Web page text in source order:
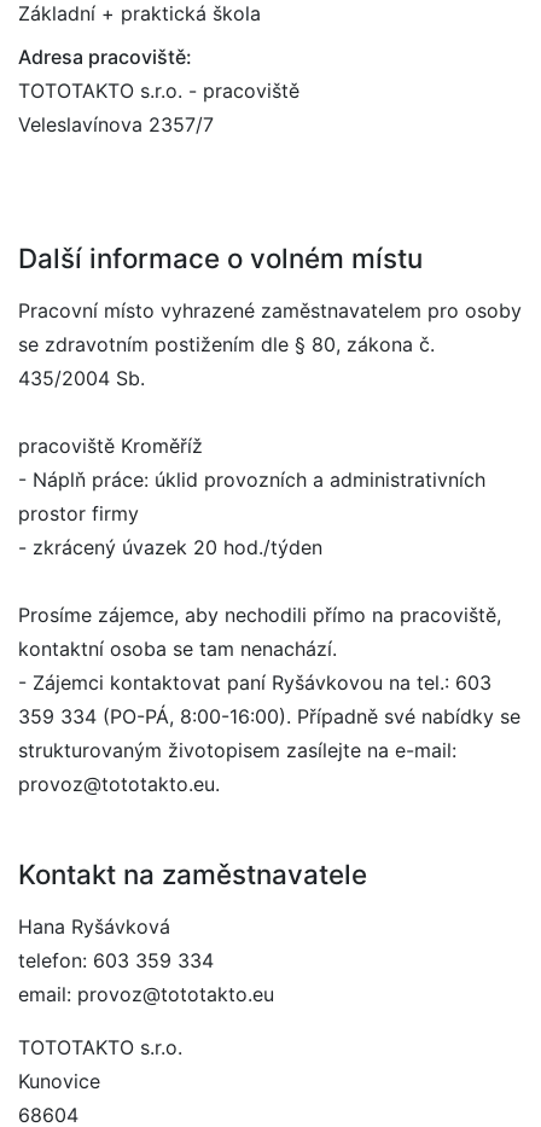
Základní + praktická škola
Adresa pracoviště:
TOTOTAKTO s.r.o. - pracoviště
Veleslavínova 2357/7
Další informace o volném místu
Pracovní místo vyhrazené zaměstnavatelem pro osoby
se zdravotním postižením dle § 80, zákona č.
435/2004 Sb.
pracoviště Kroměříž
- Náplň práce: úklid provozních a administrativních
prostor firmy
- zkrácený úvazek 20 hod./týden
Prosíme zájemce, aby nechodili přímo na pracoviště,
kontaktní osoba se tam nenachází.
- Zájemci kontaktovat paní Ryšávkovou na tel.: 603
359 334 (PO-PÁ, 8:00-16:00). Případně své nabídky se
strukturovaným životopisem zasílejte na e-mail:
provoz@tototakto.eu.
Kontakt na zaměstnavatele
Hana Ryšávková
telefon: 603 359 334
email: provoz@tototakto.eu
TOTOTAKTO s.r.o.
Kunovice
68604